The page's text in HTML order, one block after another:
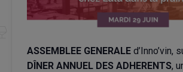
ASSEMBLEE GENERALE d’Inno’vin,
DÎNER ANNUEL DES ADHERENTS,